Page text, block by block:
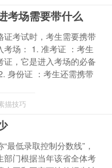
考场需要带什么
证考试时，考生需要携带
考场： 1. 准考证 ：考生
证，它是进入考场的必备
身份证 ：考生还需携带
描技巧
最低录取控制分数线”，
部门根据当年该省全体考